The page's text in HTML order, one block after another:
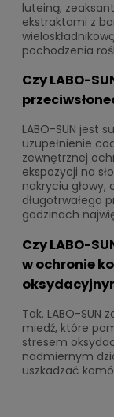
luteiną,
ekstraktami z
pochodzenia
Czy LABO-
LABO-SUN jest
uzupełnienie
zewnętrznej
ekspozycji na
nakryciu głowy,
długotrwałego
godzinach
Czy LABO-
w ochronie
Tak. LABO-SUN
miedź, które
stresem
nadmiernym
uszkadzać